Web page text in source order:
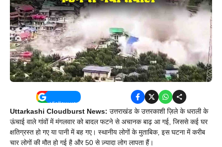
Uttarkashi Cloudburst News: उत्तराखंड के उत्तरकाशी ज़िले के धराली के
ऊंचाई वाले गांवों में मंगलवार को बादल फटने से अचानक बाढ़ आ गई, जिससे कई घर
क्षतिग्रस्त हो गए या पानी में बह गए। स्थानीय लोगों के मुताबिक, इस घटना में करीब
चार लोगों की मौत हो गई है और 50 से ज़्यादा लोग लापता हैं।